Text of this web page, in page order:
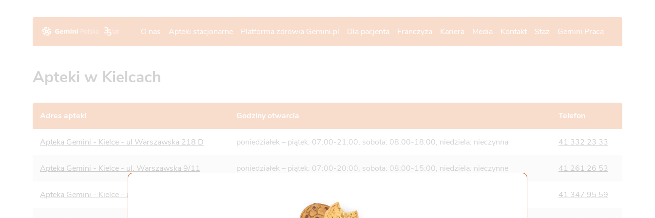
O nas Apteki stacjonarne Platforma zdrowia Gemini.pl Dla pacjenta Franczyza Kariera Media Kontakt Staż Gemini Praca
Apteki w Kielcach
Adres apteki Godziny otwarcia Telefon
Apteka Gemini - Kielce - ul Warszawska 218 D poniedziałek – piątek: 07:00-21:00, sobota: 08:00-18:00, niedziela: nieczynna 41 332 23 33
Apteka Gemini - Kielce - ul. Warszawska 9/11 poniedziałek – piątek: 07:00-20:00, sobota: 08:00-15:00, niedziela: nieczynne 41 261 26 53
Apteka Gemini - Kielce - ul. Grunwaldzka 26 41 347 95 59